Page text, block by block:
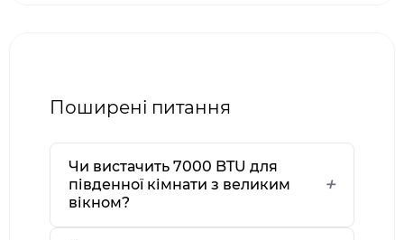
Поширені питання
Чи вистачить 7000 BTU для
південної кімнати з великим
вікном?